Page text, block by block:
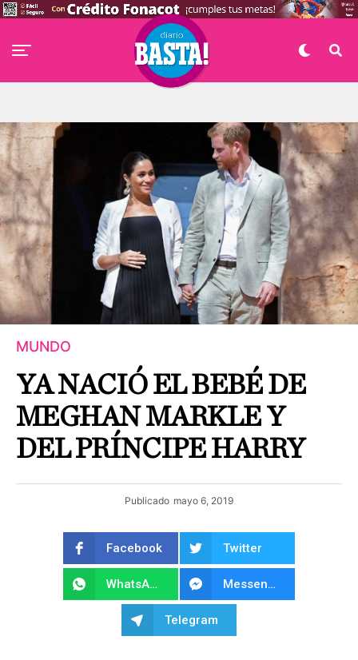
MUNDO
YA NACIÓ EL BEBÉ DE
MEGHAN MARKLE Y
DEL PRÍNCIPE HARRY
Publicado mayo 6, 2019
Facebook Twitter
WhatsApp Messenger
Telegram